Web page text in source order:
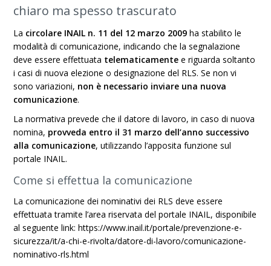
chiaro ma spesso trascurato
La circolare INAIL n. 11 del 12 marzo 2009 ha stabilito le
modalità di comunicazione, indicando che la segnalazione
deve essere effettuata telematicamente e riguarda soltanto
i casi di nuova elezione o designazione del RLS. Se non vi
sono variazioni, non è necessario inviare una nuova
comunicazione.
La normativa prevede che il datore di lavoro, in caso di nuova
nomina, provveda entro il 31 marzo dell’anno successivo
alla comunicazione, utilizzando l’apposita funzione sul
portale INAIL.
Come si effettua la comunicazione
La comunicazione dei nominativi dei RLS deve essere
effettuata tramite l’area riservata del portale INAIL, disponibile
al seguente link: https://www.inail.it/portale/prevenzione-e-
sicurezza/it/a-chi-e-rivolta/datore-di-lavoro/comunicazione-
nominativo-rls.html